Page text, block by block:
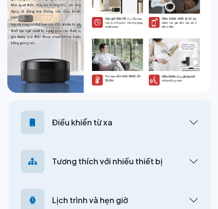
Điều khiển từ xa
Tương thích với nhiều thiết bị
Lịch trình và hẹn giờ